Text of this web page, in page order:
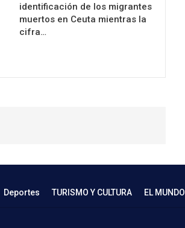
identificación de los migrantes
muertos en Ceuta mientras la
cifra…
Deportes TURISMO Y CULTURA EL MUNDO